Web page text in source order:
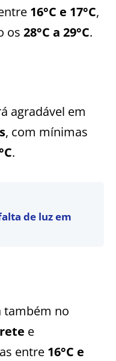
16°C e 17°C,
os 28°C a 29°C.
agradável em
, com mínimas
.
de luz em
também no
e
entre 16°C e